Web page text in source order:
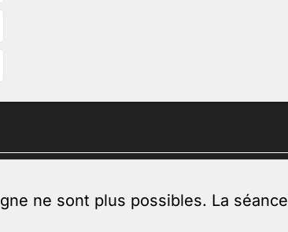
ne sont plus possibles. La séance